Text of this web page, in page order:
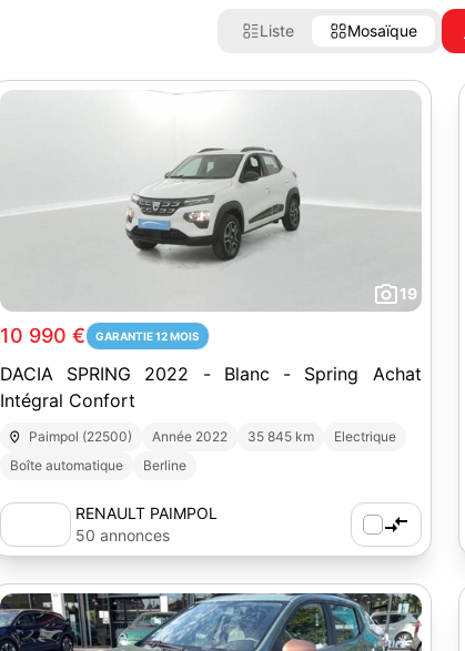
Liste Mosaïque
19
10 990 € GARANTIE 12 MOIS
DACIA SPRING 2022 - Blanc - Spring Achat
Intégral Confort
Paimpol (22500) Année 2022 35 845 km
Electrique
Boîte automatique
Berline
RENAULT PAIMPOL
50 annonces